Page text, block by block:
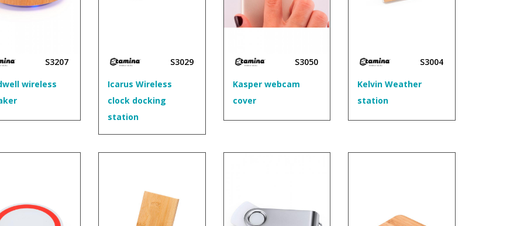
S3207
wireless
S3029
Icarus Wireless
clock docking
station
S3050
Kasper webcam
cover
S3004
Kelvin Weather
station